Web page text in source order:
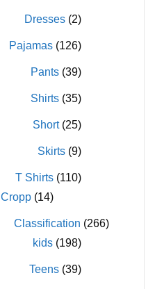
المنتج
Dresses (2)
Pajamas (126)
Pants (39)
Shirts (35)
Short (25)
Skirts (9)
T Shirts (110)
Cropp (14)
Classification (266)
kids (198)
Teens (39)